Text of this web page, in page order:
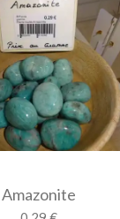
Amazonite